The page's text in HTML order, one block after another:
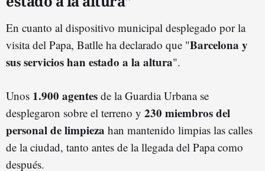
En cuanto al dispositivo municipal desplegado por la
visita del Papa, Batlle ha declarado que "Barcelona y
sus servicios han estado a la altura".
Unos 1.900 agentes de la Guardia Urbana se
desplegaron sobre el terreno y 230 miembros del
personal de limpieza han mantenido limpias las calles
de la ciudad, tanto antes de la llegada del Papa como
después.